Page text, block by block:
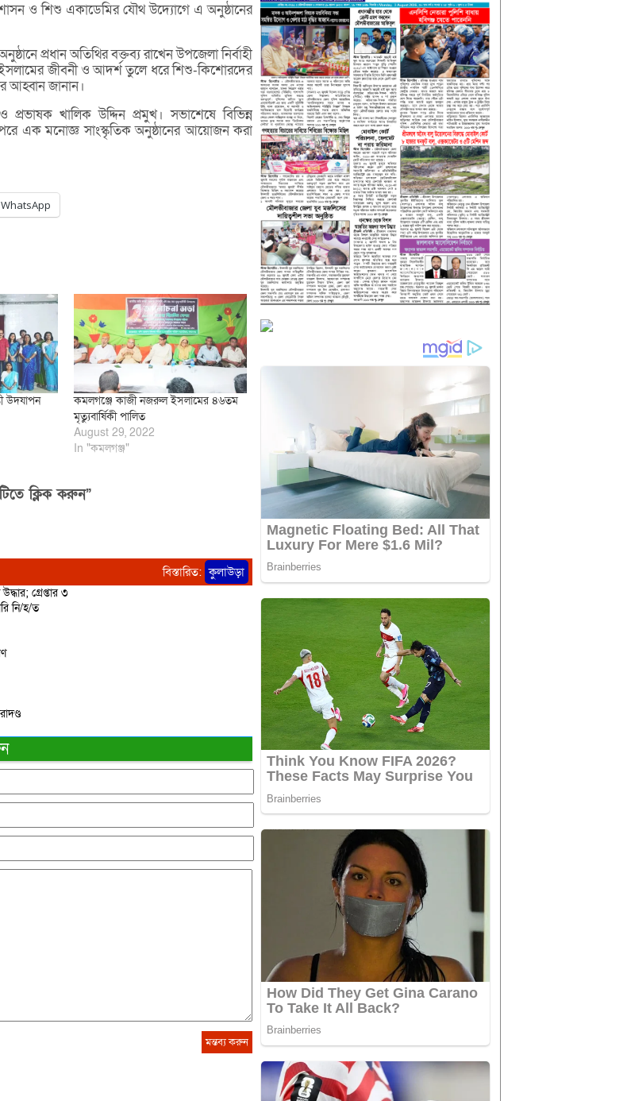
ও শিশু একাডেমির যৌথ উদ্যোগে এ অনুষ্ঠানের
প্রধান অতিথির বক্তব্য রাখেন উপজেলা নির্বাহী
জীবনী ও আদর্শ তুলে ধরে শিশু-কিশোরদের
আহ্বান জানান।
খালিক উদ্দিন প্রমুখ। সভাশেষে বিভিন্ন
এক মনোজ্ঞ সাংস্কৃতিক অনুষ্ঠানের আয়োজন করা
WhatsApp
উদযাপন
কমলগঞ্জে কাজী নজরুল ইসলামের ৪৬তম
মৃত্যুবার্ষিকী পালিত
August 29, 2022
In "কমলগঞ্জ"
ক্লিক করুন”
বিস্তারিত: কুলাউড়া
গ্রেপ্তার ৩
নি/হ/ত